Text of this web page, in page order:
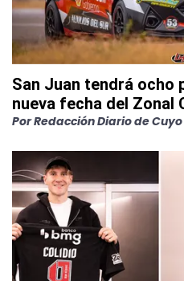
San Juan tendrá ocho
nueva fecha del Zonal
PorRedacción Diario de Cuyo